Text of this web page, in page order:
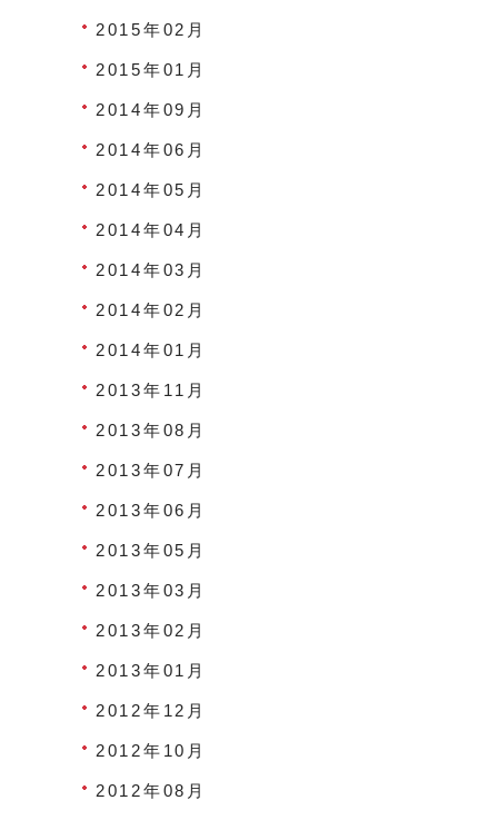
2015年02月
2015年01月
2014年09月
2014年06月
2014年05月
2014年04月
2014年03月
2014年02月
2014年01月
2013年11月
2013年08月
2013年07月
2013年06月
2013年05月
2013年03月
2013年02月
2013年01月
2012年12月
2012年10月
2012年08月